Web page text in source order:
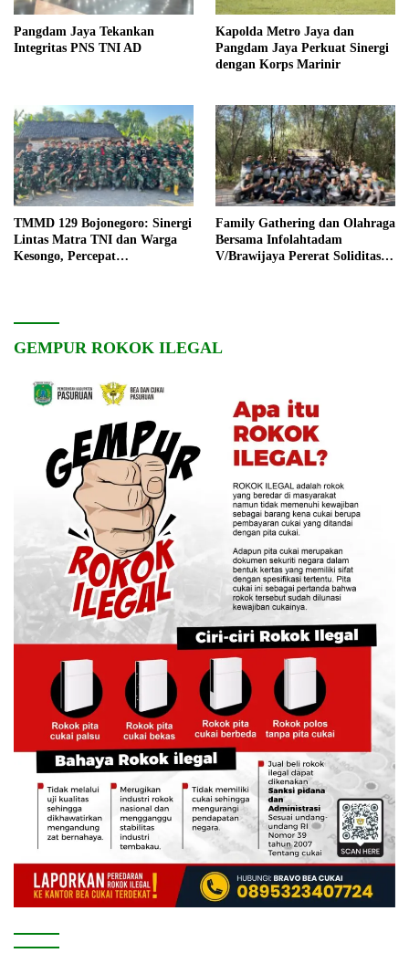
Pangdam Jaya Tekankan
Integritas PNS TNI AD
Kapolda Metro Jaya dan
Pangdam Jaya Perkuat Sinergi
dengan Korps Marinir
TMMD 129 Bojonegoro: Sinergi
Lintas Matra TNI dan Warga
Kesongo, Percepat
Family Gathering dan Olahraga
Bersama Infolahtadam
V/Brawijaya Pererat Soliditas
GEMPUR ROKOK ILEGAL